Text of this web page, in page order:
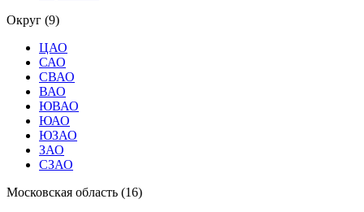
Округ (9)
ЦАО
САО
СВАО
ВАО
ЮВАО
ЮАО
ЮЗАО
ЗАО
СЗАО
Московская область (16)